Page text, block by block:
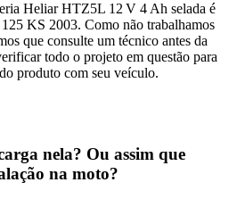
Heliar HTZ5L 12 V 4 Ah selada é
KS 2003. Como não trabalhamos
que consulte um técnico antes da
todo o projeto em questão para
produto com seu veículo.
nela? Ou assim que
na moto?